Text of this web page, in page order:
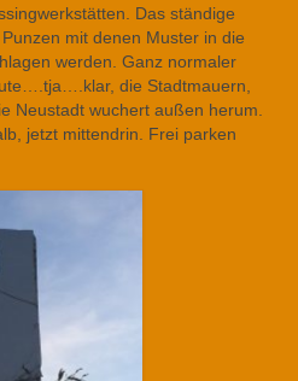
Das ständige
mit denen Muster in die
werden. Ganz normaler
die Stadtmauern,
Neustadt wuchert außen herum.
jetzt mittendrin. Frei parken